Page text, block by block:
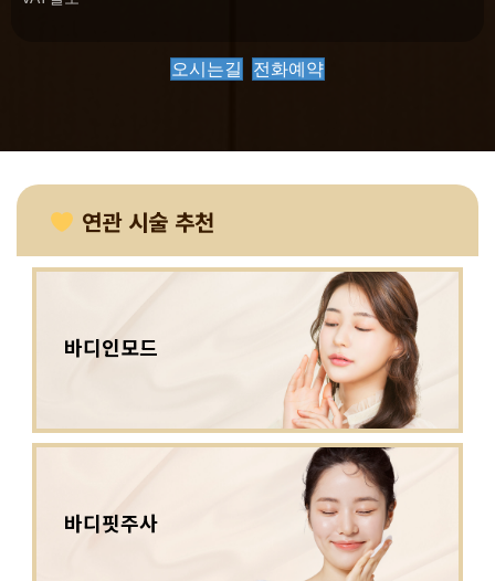
오시는길 전화예약
연관 시술 추천
바디인모드
바디핏주사